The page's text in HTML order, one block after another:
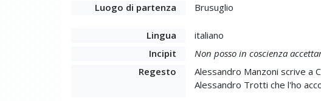
Luogo di partenza
Brusuglio
Lingua
italiano
Incipit
Non posso in coscienza
Regesto
Alessandro Manzoni scrive a
Alessandro Trotti che l'ho